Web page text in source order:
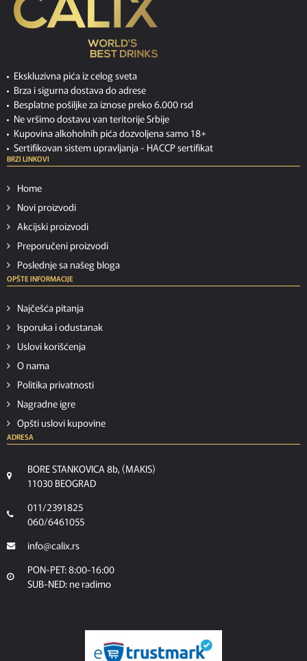
Ekskluzivna pića iz celog sveta
Brza i sigurna dostava do adrese
Besplatne pošiljke za iznose preko 6.000 rsd
Ne vršimo dostavu van teritorije Srbije
Kupovina alkoholnih pića dozvoljena samo 18+
Sertifikovan sistem upravljanja - HACCP sertifikat
BRZI LINKOVI
Home
Novi proizvodi
Akcijski proizvodi
Preporučeni proizvodi
Poslednje sa našeg bloga
OPŠTE INFORMACIJE
Najčešća pitanja
Isporuka i odustanak
Uslovi korišćenja
O nama
Politika privatnosti
Nagradne igre
Opšti uslovi kupovine
ADRESA
BORE STANKOVICA 8b, (MAKIS)
11030 BEOGRAD
011/2391825
060/6461055
info@calix.rs
PON-PET: 8:00-16:00
SUB-NED: ne radimo